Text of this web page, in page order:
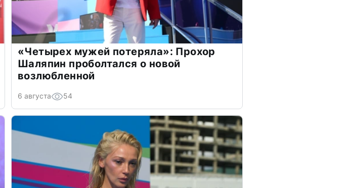
«Четырех мужей потеряла»: Прохор
Шаляпин проболтался о новой
возлюбленной
6 августа 54